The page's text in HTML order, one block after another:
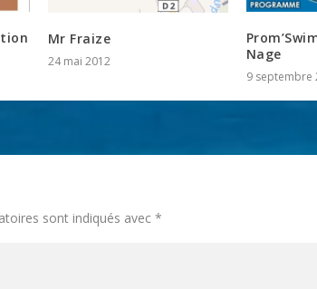
Mr Fraize
24 mai 2012
Nage
9 septembre
sont indiqués avec*